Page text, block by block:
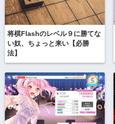
将棋Flashのレベル９に勝てな
い奴、ちょっと来い【必勝
法】